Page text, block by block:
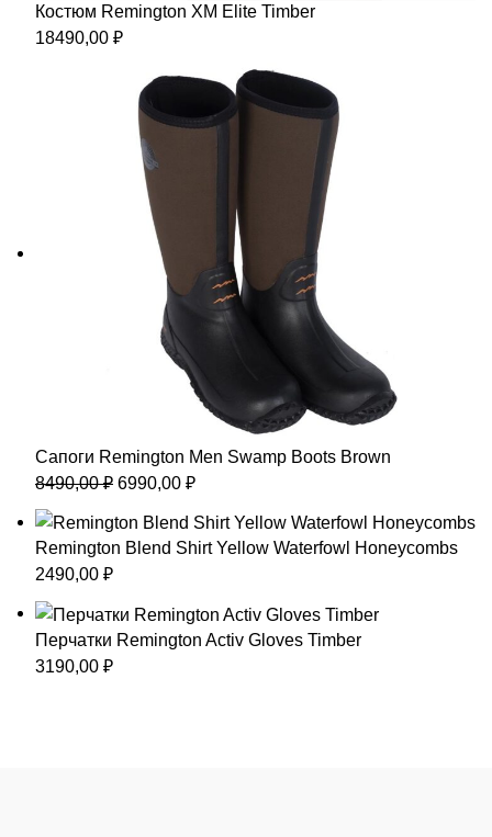
Костюм Remington XM Elite Timber
18490,00 ₽
Сапоги Remington Men Swamp Boots Вrown
8490,00₽ Первоначальная
составляла
6990,00 ₽Текущая
6990,00 ₽.
Remington Blend Shirt Yellow Waterfowl Honeycombs
2490,00 ₽
Перчатки Remington Activ Gloves Timber
3190,00 ₽